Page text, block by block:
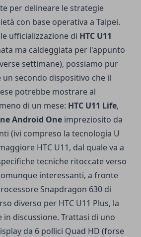
per delineare le strategie
con base operativa a Taipei.
ufficializzazione di HTC U11
ma caldeggiata per l'appunto
settimane), possiamo pur
secondo dispositivo che il
potrebbe mostrare al
di un mese: HTC U11 Life,
Android One impreziosito da
(ivi compreso la tecnologia U
HTC U11, dal quale va a
tecniche ritoccate verso
interessanti, a fronte
Snapdragon 630 di
diverso per HTC U11 Plus, la
in discussione. Trattasi di uno
da 6 pollici Quad HD (forse